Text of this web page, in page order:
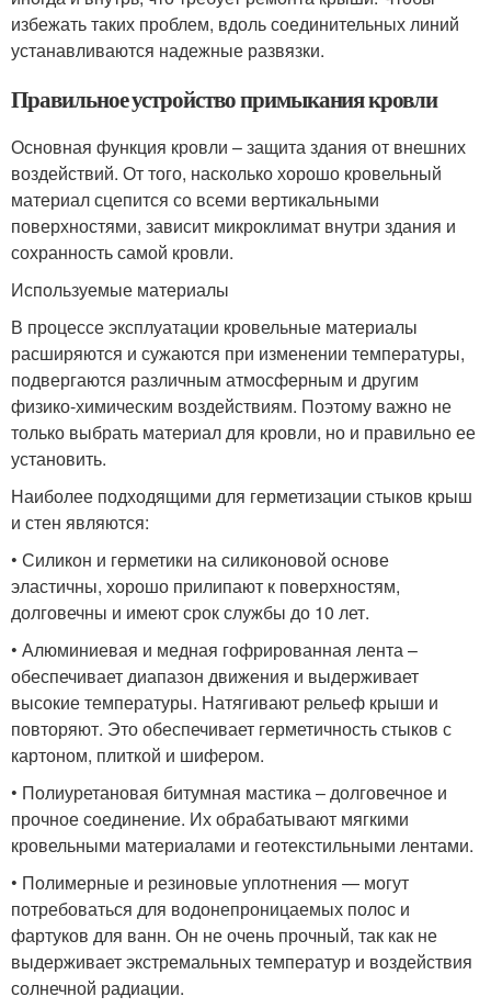
избежать таких проблем, вдоль соединительных линий
устанавливаются надежные развязки.
Правильное устройство примыкания кровли
Основная функция кровли – защита здания от внешних
воздействий. От того, насколько хорошо кровельный
материал сцепится со всеми вертикальными
поверхностями, зависит микроклимат внутри здания и
сохранность самой кровли.
Используемые материалы
В процессе эксплуатации кровельные материалы
расширяются и сужаются при изменении температуры,
подвергаются различным атмосферным и другим
физико-химическим воздействиям. Поэтому важно не
только выбрать материал для кровли, но и правильно ее
установить.
Наиболее подходящими для герметизации стыков крыш
и стен являются:
• Силикон и герметики на силиконовой основе
эластичны, хорошо прилипают к поверхностям,
долговечны и имеют срок службы до 10 лет.
• Алюминиевая и медная гофрированная лента –
обеспечивает диапазон движения и выдерживает
высокие температуры. Натягивают рельеф крыши и
повторяют. Это обеспечивает герметичность стыков с
картоном, плиткой и шифером.
• Полиуретановая битумная мастика – долговечное и
прочное соединение. Их обрабатывают мягкими
кровельными материалами и геотекстильными лентами.
• Полимерные и резиновые уплотнения — могут
потребоваться для водонепроницаемых полос и
фартуков для ванн. Он не очень прочный, так как не
выдерживает экстремальных температур и воздействия
солнечной радиации.